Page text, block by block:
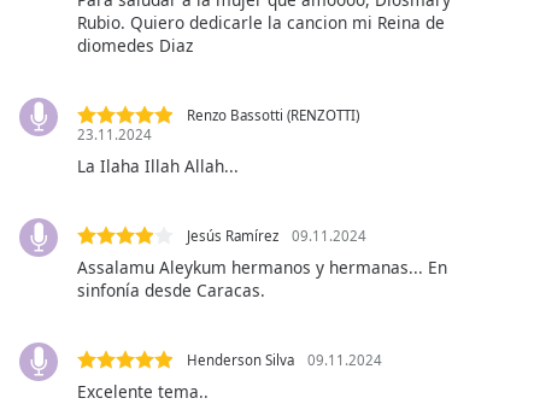
Picture
Fullscreen
modal
window.
dialog
window.
Rubio. Quiero dedicarle la cancion mi Reina de
diomedes Diaz
Renzo Bassotti (RENZOTTI)
23.11.2024
La Ilaha Illah Allah...
Jesús Ramírez 09.11.2024
Assalamu Aleykum hermanos y hermanas... En
sinfonía desde Caracas.
Henderson Silva 09.11.2024
Excelente tema..